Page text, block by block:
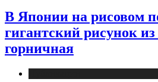
В Японии на рисовом
гигантский рисунок
горничная